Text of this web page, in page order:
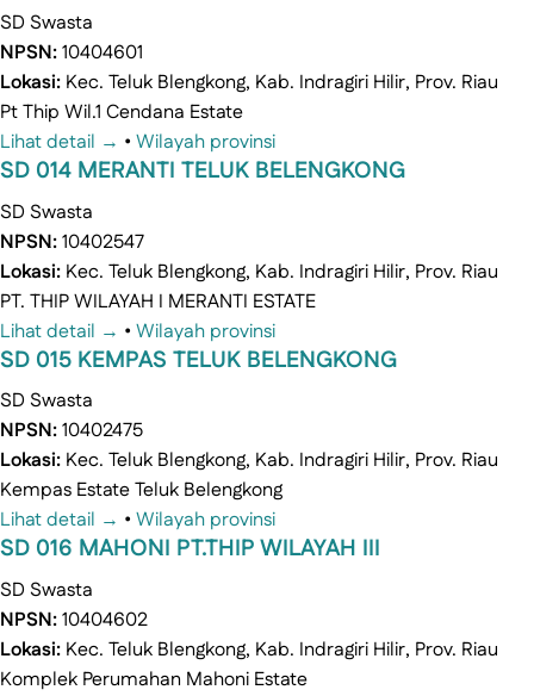
SD Swasta
NPSN:10404601
Lokasi: Kec. Teluk Blengkong, Kab. Indragiri Hilir, Prov. Riau
Pt Thip Wil.1 Cendana Estate
Lihat detail → • Wilayah provinsi
SD 014 MERANTI TELUK BELENGKONG
SD Swasta
NPSN:10402547
Lokasi: Kec. Teluk Blengkong, Kab. Indragiri Hilir, Prov. Riau
PT. THIP WILAYAH I MERANTI ESTATE
Lihat detail → • Wilayah provinsi
SD 015 KEMPAS TELUK BELENGKONG
SD Swasta
NPSN:10402475
Lokasi: Kec. Teluk Blengkong, Kab. Indragiri Hilir, Prov. Riau
Kempas Estate Teluk Belengkong
Lihat detail → • Wilayah provinsi
SD 016 MAHONI PT.THIP WILAYAH III
SD Swasta
NPSN:10404602
Lokasi: Kec. Teluk Blengkong, Kab. Indragiri Hilir, Prov. Riau
Komplek Perumahan Mahoni Estate